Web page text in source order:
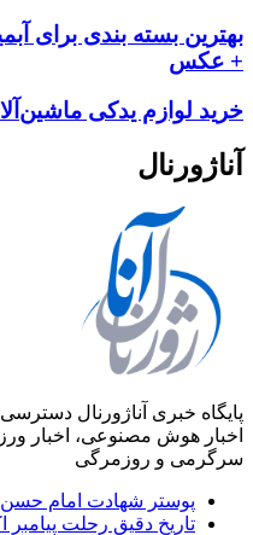
+ عکس
خرید لوازم یدکی
آناژورنال
پایگاه خبری آناژورنال دسترسی
اخبار هوش مصنوعی، اخبار
سرگرمی و روزمرگی
پوستر شهادت امام حسن
تاریخ دقیق رحلت پیامبر اکرم در